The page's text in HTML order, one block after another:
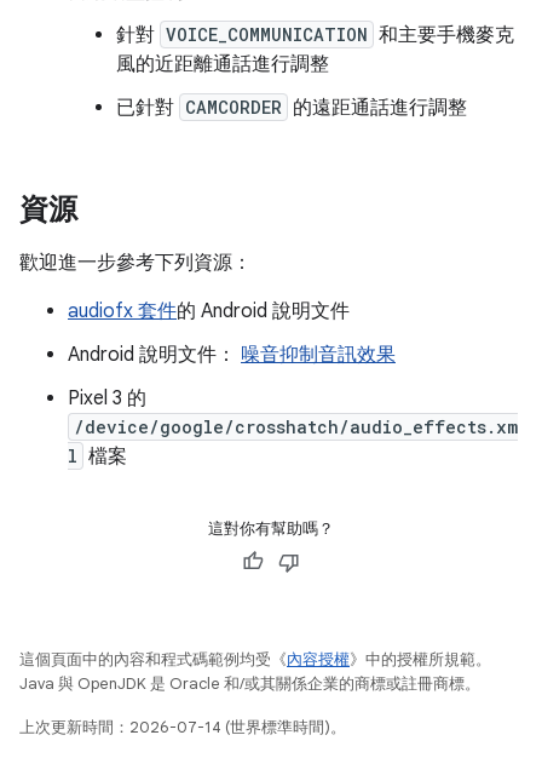
針對 VOICE_COMMUNICATION 和主要手機麥克
風的近距離通話進行調整
已針對 CAMCORDER 的遠距通話進行調整
資源
歡迎進一步參考下列資源：
audiofx 套件的 Android 說明文件
Android 說明文件： 噪音抑制音訊效果
Pixel 3 的
/device/google/crosshatch/audio_effects.xm
l 檔案
這對你有幫助嗎？
這個頁面中的內容和程式碼範例均受《內容授權》中的授權所規範。
Java 與 OpenJDK 是 Oracle 和/或其關係企業的商標或註冊商標。
上次更新時間：2026-07-14 (世界標準時間)。